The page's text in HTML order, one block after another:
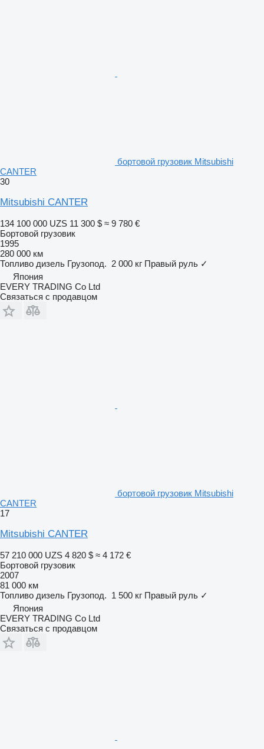
бортовой грузовик Mitsubishi
CANTER
30
Mitsubishi CANTER
134 100 000 UZS 11 300 $ ≈ 9 780 €
Бортовой грузовик
1995
280 000 км
Топливо дизель Грузопод. 2 000 кг Правый руль ✓
Япония
EVERY TRADING Co Ltd
Связаться с продавцом
бортовой грузовик Mitsubishi
CANTER
17
Mitsubishi CANTER
57 210 000 UZS 4 820 $ ≈ 4 172 €
Бортовой грузовик
2007
81 000 км
Топливо дизель Грузопод. 1 500 кг Правый руль ✓
Япония
EVERY TRADING Co Ltd
Связаться с продавцом